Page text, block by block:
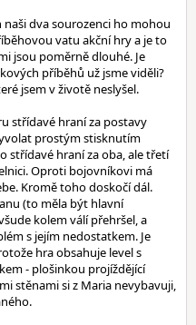
naši dva sourozenci ho mohou
vatu akční hry a je to
jsou poměrně dlouhé. Je
příběhů už jsme viděli?
jsem v životě neslyšel.
střídavé hraní za postavy
prostým stisknutím
střídavé hraní za oba, ale třetí
Oproti bojovníkovi má
Kromě toho doskočí dál.
(to měla být hlavní
kolem válí přehršel, a
s jejím nedostatkem. Je
hra obsahuje level s
- plošinkou projíždějící
stěnami si z Maria nevybavuji,